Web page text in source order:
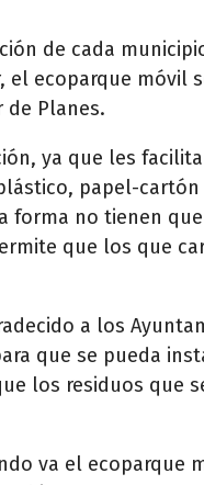
de cada
ecoparque móvil
de Planes.
ya que les
papel-cartón
forma no tienen
que los que
a los
que se pueda
los residuos que
va el ecoparque